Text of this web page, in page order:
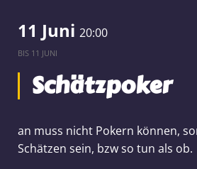
11 Juni 20:00
BIS 11 JUNI
Schätzpoker
an muss nicht Pokern können,
Schätzen sein, bzw so tun als ob.